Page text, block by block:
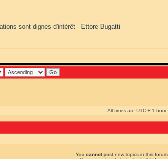
sont dignes d'intérêt - Ettore Bugatti
All times are UTC + 1 hour
You cannotpost new topics in this forum